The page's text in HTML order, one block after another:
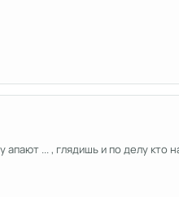
... , глядишь и по делу кто